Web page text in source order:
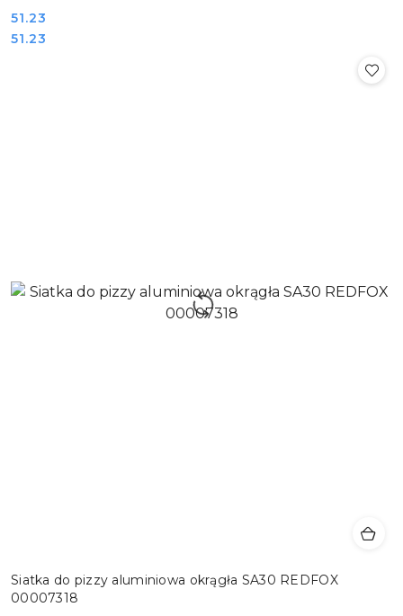
Cena:
51.23
Cena:
51.23
Siatka do pizzy aluminiowa okrągła SA30 REDFOX
00007318